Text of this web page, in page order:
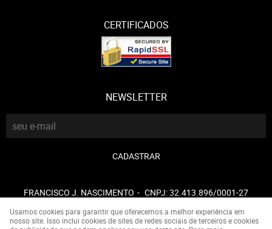
CERTIFICADOS
NEWSLETTER
CADASTRAR
FRANCISCO J. NASCIMENTO CNPJ: 32.413.896/0001-27
Usamos cookies para garantir que oferecemos a melhor experiência em
nosso site. Isso inclui cookies de sites de redes sociais de terceiros e cookies